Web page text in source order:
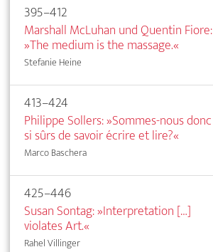
395–412
Marshall McLuhan und Quentin Fiore:
»The medium is the massage.«
Stefanie Heine
413–424
Philippe Sollers: »Sommes-nous donc
si sûrs de savoir écrire et lire?«
Marco Baschera
425–446
Susan Sontag: »Interpretation […]
violates Art.«
Rahel Villinger